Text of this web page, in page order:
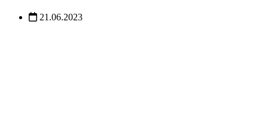
21.06.2023